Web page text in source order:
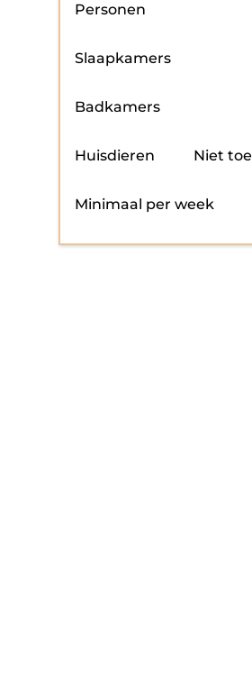
Personen
Slaapkamers
Badkamers
Huisdieren Niet
Minimaal per week